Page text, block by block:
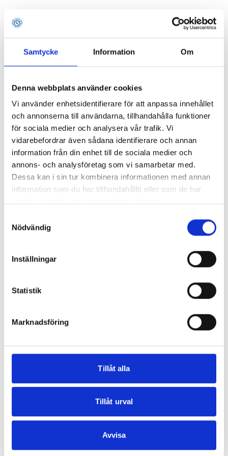
Samtycke Information Om
Denna webbplats använder cookies
Vi använder enhetsidentifierare för att anpassa innehållet
och annonserna till användarna, tillhandahålla funktioner
för sociala medier och analysera vår trafik. Vi
vidarebefordrar även sådana identifierare och annan
information från din enhet till de sociala medier och
annons- och analysföretag som vi samarbetar med.
Dessa kan i sin tur kombinera informationen med annan
information som du har tillhandahållit eller som de har
Nödvändig
Inställningar
Statistik
Marknadsföring
Tillåt alla
Tillåt urval
Avvisa
Application error: a client-side exception has occurred (see the